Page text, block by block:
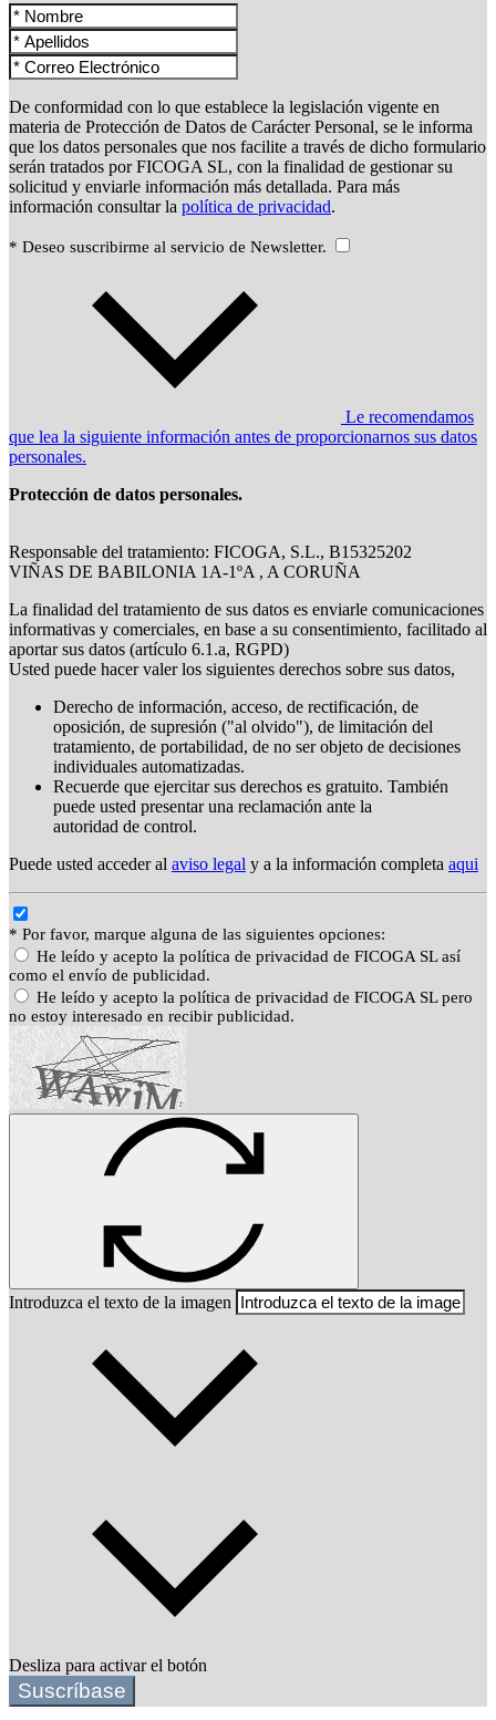
De conformidad con lo que establece la legislación vigente en
materia de Protección de Datos de Carácter Personal, se le informa
que los datos personales que nos facilite a través de dicho formulario
serán tratados por FICOGA SL, con la finalidad de gestionar su
solicitud y enviarle información más detallada. Para más
información consultar la política de privacidad.
* Deseo suscribirme al servicio de Newsletter.
Le recomendamos
que lea la siguiente información antes de proporcionarnos sus datos
personales.
Protección de datos personales.
Responsable del tratamiento: FICOGA, S.L., B15325202
VIÑAS DE BABILONIA 1A-1ºA , A CORUÑA
La finalidad del tratamiento de sus datos es enviarle comunicaciones
informativas y comerciales, en base a su consentimiento, facilitado al
aportar sus datos (artículo 6.1.a, RGPD)
Usted puede hacer valer los siguientes derechos sobre sus datos,
Derecho de información, acceso, de rectificación, de
oposición, de supresión ("al olvido"), de limitación del
tratamiento, de portabilidad, de no ser objeto de decisiones
individuales automatizadas.
Recuerde que ejercitar sus derechos es gratuito. También
puede usted presentar una reclamación ante la
autoridad de control.
Puede usted acceder al aviso legal y a la información completa aqui
* Por favor, marque alguna de las siguientes opciones:
He leído y acepto la política de privacidad de FICOGA SL así
como el envío de publicidad.
He leído y acepto la política de privacidad de FICOGA SL pero
no estoy interesado en recibir publicidad.
Introduzca el texto de la imagen
Desliza para activar el botón
Suscríbase